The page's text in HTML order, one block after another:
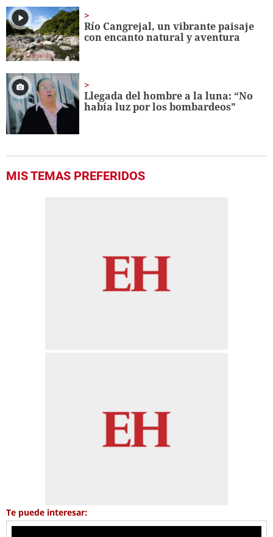
Río Cangrejal, un vibrante paisaje
con encanto natural y aventura
Llegada del hombre a la luna: “No
había luz por los bombardeos”
MIS TEMAS PREFERIDOS
Te puede interesar: